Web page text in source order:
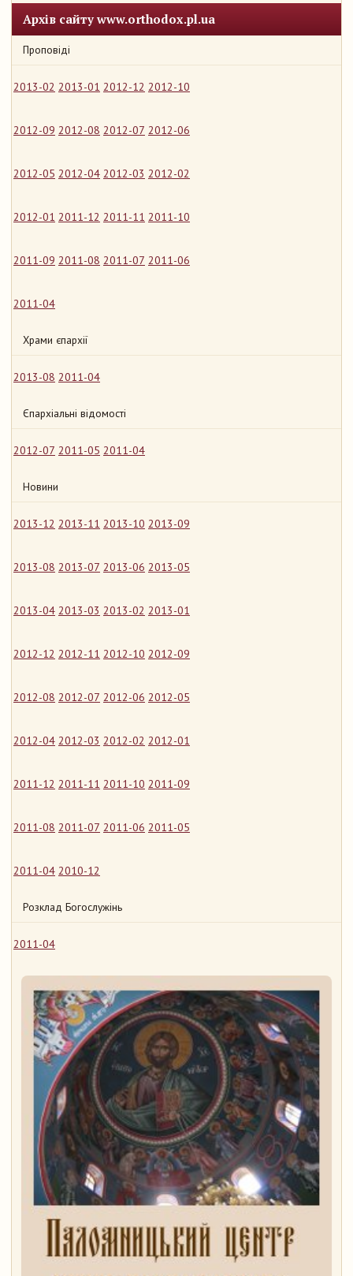
Архів сайту www.orthodox.pl.ua
Проповіді
2013-02 2013-01 2012-12 2012-10
2012-09 2012-08 2012-07 2012-06
2012-05 2012-04 2012-03 2012-02
2012-01 2011-12 2011-11 2011-10
2011-09 2011-08 2011-07 2011-06
2011-04
Храми єпархії
2013-08 2011-04
Єпархіальні відомості
2012-07 2011-05 2011-04
Новини
2013-12 2013-11 2013-10 2013-09
2013-08 2013-07 2013-06 2013-05
2013-04 2013-03 2013-02 2013-01
2012-12 2012-11 2012-10 2012-09
2012-08 2012-07 2012-06 2012-05
2012-04 2012-03 2012-02 2012-01
2011-12 2011-11 2011-10 2011-09
2011-08 2011-07 2011-06 2011-05
2011-04 2010-12
Розклад Богослужінь
2011-04